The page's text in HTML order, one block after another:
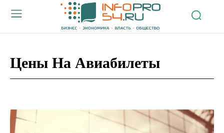
Цены На Авиабилеты